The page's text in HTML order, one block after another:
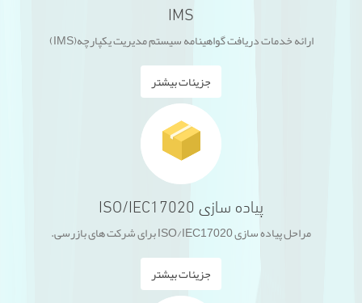
IMS
ارائه خدمات دریافت گواهینامه سیستم مدیریت یکپارچه(IMS)
جزیئات بیشتر
پیاده سازی ISO/IEC17020
مراحل پیاده سازی ISO/IEC17020 برای شرکت های بازرسی.
جزیئات بیشتر